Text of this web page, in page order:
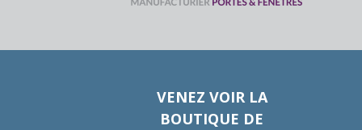
VENEZ VOIR LA
BOUTIQUE DE